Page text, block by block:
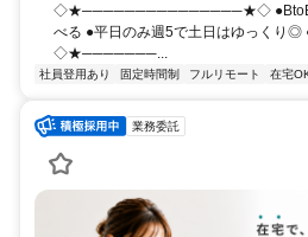
◇★───────────────★◇ ●BtoB提
べる ●平日のみ週5で土日はゆっくり◎
◇★───────...
社員登用あり 固定時間制 フルリモート 在宅
業務委託